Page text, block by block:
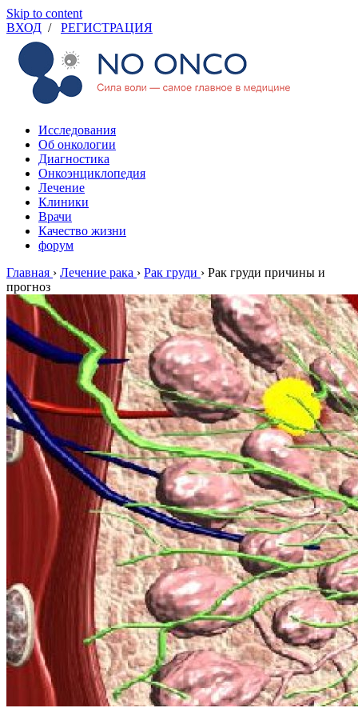
Skip to content
ВХОД / РЕГИСТРАЦИЯ
Исследования
Об онкологии
Диагностика
Онкоэнциклопедия
Лечение
Клиники
Врачи
Качество жизни
форум
Главная › Лечение рака › Рак груди › Рак груди причины и
прогноз